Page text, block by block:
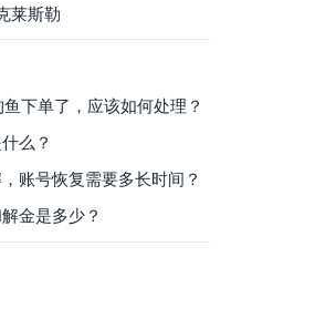
莱斯勒
下单了，应该如何处理？
么？
账号恢复需要多长时间？
金是多少？